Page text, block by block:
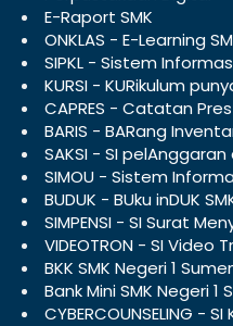
E-Raport SMK
ONKLAS - E-Learning
SIPKL - Sistem
KURSI - KURikulum
CAPRES - Catatan
BARIS - BARang
SAKSI - SI
SIMOU - Sistem
BUDUK - BUku inDUK
SIMPENSI - SI Surat
VIDEOTRON - SI Video
BKK SMK Negeri 1
Bank Mini SMK Negeri 1
CYBERCOUNSELING -